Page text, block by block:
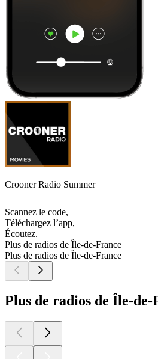
Crooner Radio Summer
Scannez le code,
Téléchargez l’app,
Écoutez.
Plus de radios de Île-de-France
Plus de radios de Île-de-France
Plus de radios de Île-de-